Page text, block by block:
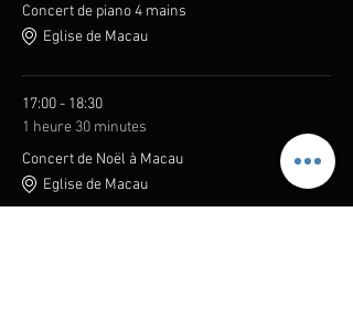
Concert de piano 4 mains
Eglise de Macau
17:00 - 18:30
1 heure 30 minutes
Concert de Noël à Macau
Eglise de Macau